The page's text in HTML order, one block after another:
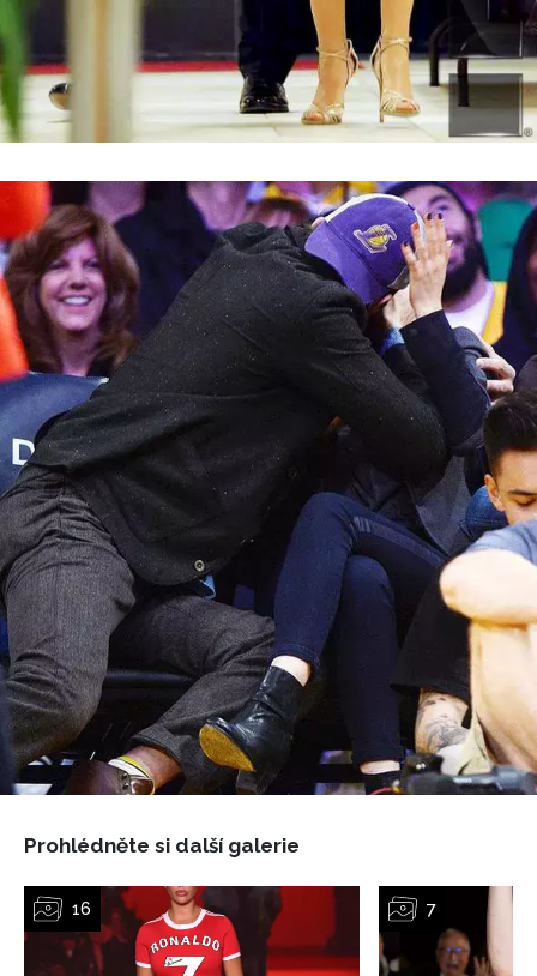
NEWSLETTER
ODESLAT
Přihlášením k newsletteru souhlasíte s Obchodními
podmínkami společnosti BurdaMedia Extra s.r.o.a
potvrzujete, že jste se seznámili seZásadami
ochrany soukromí
- BurdaMedia Extra s.r.o. bude s
Vašimi údaji pracovat zejména k organizaci a
vyhodnocení akce a zasílání novinek.
Chcete navíc dostávat i další zajímavé a exkluzivní
informace od našich partnerů? Pokud souhlasíte se
zpracováním údajů k tomuto účelu podle
Zásad ochrany
soukromí BurdaMedia Extra s.r.o.
, zaškrtněte toto pole.
Prohlédněte si další galerie